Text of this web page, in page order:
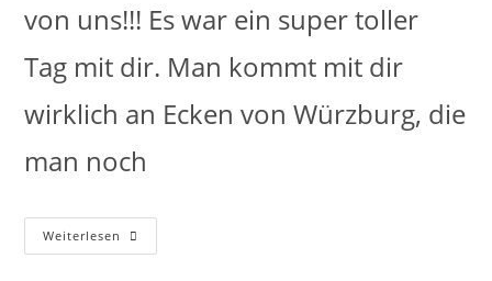
von uns!!! Es war ein super toller
Tag mit dir. Man kommt mit dir
wirklich an Ecken von Würzburg, die
man noch
Weiterlesen